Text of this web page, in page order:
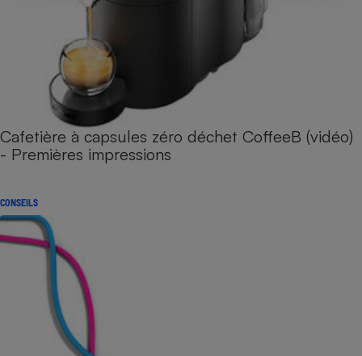
Cafetière à capsules zéro déchet CoffeeB (vidéo)
- Premières impressions
CONSEILS